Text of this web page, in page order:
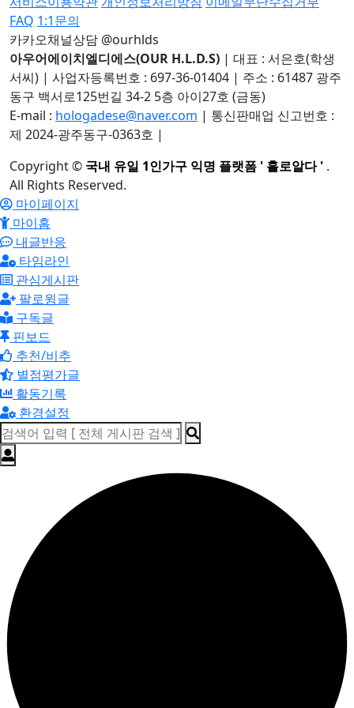
FAQ 1:1문의
카카오채널상담 @ourhlds
아우어에이치엘디에스(OUR H.L.D.S) | 대표 : 서은호(학생
서씨) | 사업자등록번호 : 697-36-01404 | 주소 : 61487 광주
동구 백서로125번길 34-2 5층 아이27호 (금동)
E-mail : hologadese@naver.com | 통신판매업 신고번호 :
제 2024-광주동구-0363호 |
Copyright© 국내 유일 1인가구 익명 플랫폼 ' 홀로알다 ' .
All Rights Reserved.
마이페이지
마이홈
내글반응
타임라인
관심게시판
팔로윙글
구독글
핀보드
추천/비추
별점평가글
활동기록
환경설정